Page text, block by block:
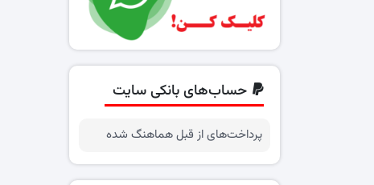
حساب‌های بانکی سایت
پرداخت‌های از قبل هماهنگ شده